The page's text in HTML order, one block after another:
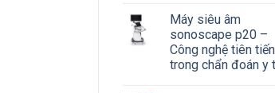
Máy siêu âm
sonoscape p20 –
Công nghệ tiên tiến
trong chẩn đoán y